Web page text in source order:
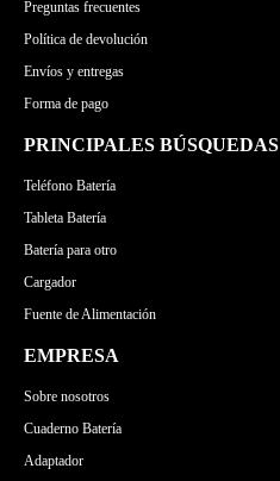
Preguntas frecuentes
Política de devolución
Envíos y entregas
Forma de pago
PRINCIPALES BÚSQUEDAS
Teléfono Batería
Tableta Batería
Batería para otro
Cargador
Fuente de Alimentación
EMPRESA
Sobre nosotros
Cuaderno Batería
Adaptador